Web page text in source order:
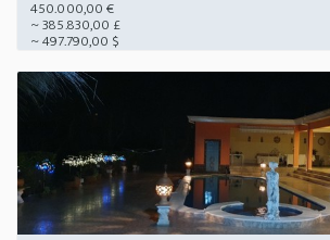
450.000,00 €
~ 385.830,00 £
~ 497.790,00 $